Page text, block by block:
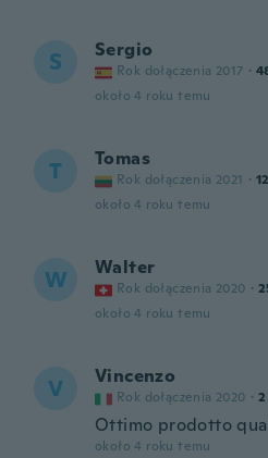
S Sergio
Rok dołączenia 2017 ·
około 4 roku temu
T Tomas
Rok dołączenia 2021 ·
około 4 roku temu
W Walter
Rok dołączenia 2020 ·
około 4 roku temu
V Vincenzo
Rok dołączenia 2020 · 2
Ottimo prodotto
około 4 roku temu